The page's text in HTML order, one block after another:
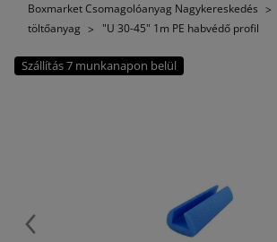
Boxmarket Csomagolóanyag Nagykereskedés
töltőanyag
"U 30-45" 1m PE habvédő profil
Szállítás 7 munkanapon belül
Előző